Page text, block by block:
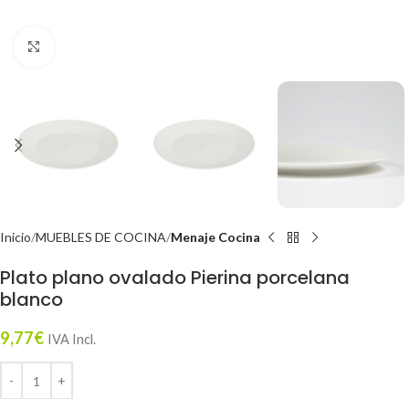
Inicio MUEBLES DE COCINA Menaje Cocina
Plato plano ovalado Pierina porcelana
blanco
9,77€ IVA Incl.